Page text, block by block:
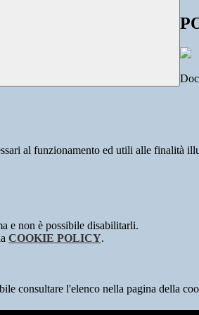
al funzionamento ed utili alle finalità
e non è possibile disabilitarli.
COOKIE POLICY.
consultare l'elenco nella pagina della